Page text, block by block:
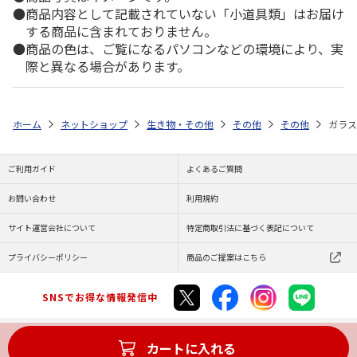
商品内容として記載されていない「小道具類」はお届け
する商品に含まれておりません。
商品の色は、ご覧になるパソコンなどの環境により、実
際と異なる場合があります。
カートに入れる
ホーム ネットショップ 生き物・その他 その他 その他 ガラ
ご利用ガイド よくあるご質問
お問い合わせ 利用規約
サイト運営会社について 特定商取引法に基づく表記について
プライバシーポリシー 商品のご提案はこちら
SNSでお得な情報発信中